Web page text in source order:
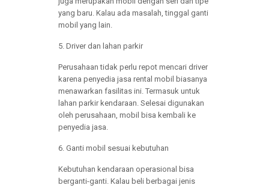
yang baru. Kalau ada masalah, tinggal ganti
mobil yang lain.
5. Driver dan lahan parkir
Perusahaan tidak perlu repot mencari driver
karena penyedia jasa rental mobil biasanya
menawarkan fasilitas ini. Termasuk untuk
lahan parkir kendaraan. Selesai digunakan
oleh perusahaan, mobil bisa kembali ke
penyedia jasa.
6. Ganti mobil sesuai kebutuhan
Kebutuhan kendaraan operasional bisa
berganti-ganti. Kalau beli berbagai jenis